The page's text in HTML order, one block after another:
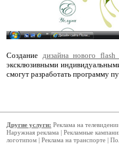
Создание дизайна нового flash
эксклюзивными
смогут разработать программу
Другие услуги: Реклама на
Наружная реклама | Рекламные
логотипом | Реклама на транспорте |